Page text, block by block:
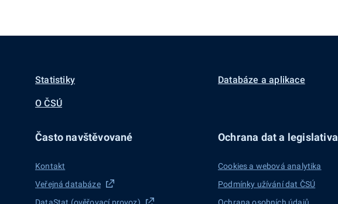
Statistiky Databáze a aplikace
O ČSÚ
Často navštěvované
Kontakt
Veřejná databáze
Ochrana dat a legislativa
Cookies a webová analytika
Podmínky užívání dat ČSÚ